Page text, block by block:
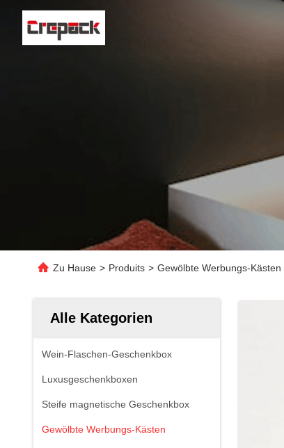
Zu Hause > Produits > Gewölbte Werbungs-Kästen
Alle Kategorien
Wein-Flaschen-Geschenkbox
Luxusgeschenkboxen
Steife magnetische Geschenkbox
Gewölbte Werbungs-Kästen